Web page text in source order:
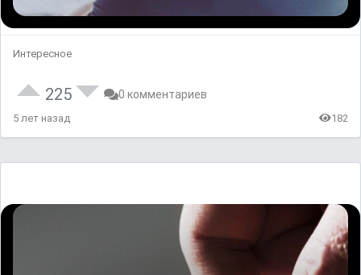
Интересное
225 0 комментариев
5 лет назад 182